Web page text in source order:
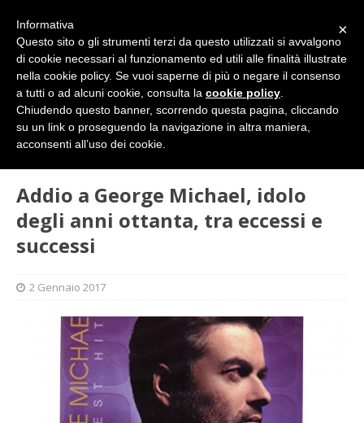
SPETTACOLI
Addio a George Michael, idolo degli
anni ottanta, tra eccessi e successi
Addio a George Michael, idolo
degli anni ottanta, tra eccessi e
successi
2 Gennaio 2017
×
Informativa
Questo sito o gli strumenti terzi da questo utilizzati si avvalgono
di cookie necessari al funzionamento ed utili alle finalità illustrate
nella cookie policy. Se vuoi saperne di più o negare il consenso
a tutti o ad alcuni cookie, consulta la cookie policy
Chiudendo questo banner, scorrendo questa pagina, cliccando
su un link o proseguendo la navigazione in altra maniera,
acconsenti all’uso dei cookie.